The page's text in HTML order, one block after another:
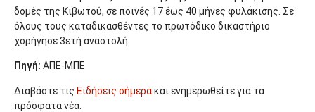
δομές της Κιβωτού, σε ποινές 17 έως 40 μήνες φυλάκισης. Σε
όλους τους καταδικασθέντες το πρωτόδικο δικαστήριο
χορήγησε 3ετή αναστολή.
Πηγή: ΑΠΕ-ΜΠΕ
Διαβάστε τις Ειδήσεις σήμερακαι ενημερωθείτε για τα
πρόσφατα νέα.